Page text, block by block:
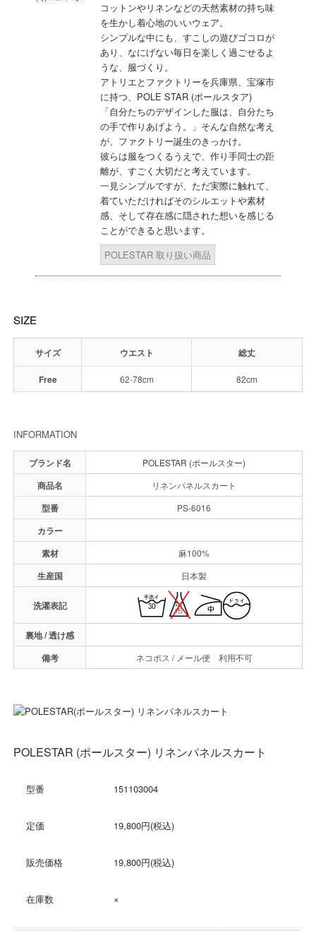
コットンやリネンなどの天然素材の持ち味
を生かし着心地のいいウェア。
シンプルな中にも、すこしの遊びゴコロが
あり、なにげない毎日を楽しく過ごせるよ
うな、服づくり。
アトリエとファクトリーを兵庫県、宝塚市
に持つ、POLE STAR (ポールスタア)
「自分たちのデザインした服は、自分たち
の手で作りあげよう。」そんな自然な考え
が、ファクトリー誕生のきっかけ。
彼らは服をつくるうえで、作り手同士の距
離が、すごく大切だと考えています。
一見シンプルですが、ただ実際に触れて、
着ていただければそのシルエットや素材
感、そして存在感に隠された想いを感じる
ことができると思います。
POLESTAR 取り扱い商品
SIZE
サイズ ウエスト 総丈
Free 62-78cm 82cm
INFORMATION
ブランド名 POLESTAR (ポールスター)
商品名 リネンパネルスカート
型番 PS-6016
カラー
素材
麻100%
生産国 日本製
洗濯表記
裏地 / 透け感
備考
ネコポス / メール便 利用不可
POLESTAR (ポールスター) リネンパネルスカート
型番 151103004
定価 19,800円(税込)
販売価格 19,800円(税込)
在庫数 ×